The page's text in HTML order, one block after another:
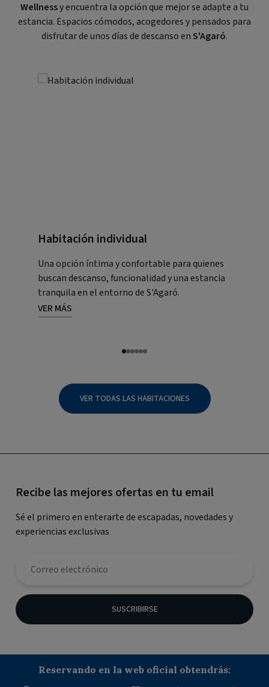
Wellnessy encuentra la opción que mejor se adapte a tu
estancia. Espacios cómodos, acogedores y pensados para
disfrutar de unos días de descanso enS'Agaró.
Habitación individual
Una opción íntima y confortable para quienes
buscan descanso, funcionalidad y una estancia
tranquila en el entorno de S'Agaró.
VER MÁS
VER TODAS LAS HABITACIONES
Recibe las mejores ofertas en tu email
Sé el primero en enterarte de escapadas, novedades y
experiencias exclusivas
SUSCRIBIRSE
Reservando en la web oficial obtendrás: